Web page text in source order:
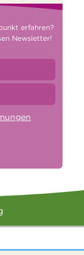
erfahren?
Newsletter!